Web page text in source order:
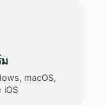
macOS,
iOS